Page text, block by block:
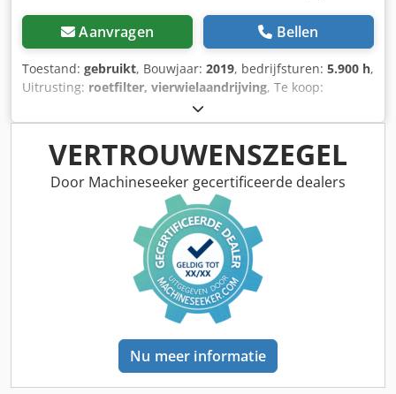
Aanvragen Bellen
Toestand: gebruikt, Bouwjaar: 2019, bedrijfsturen: 5.900 h,
Uitrusting: roetfilter, vierwielaandrijving, Te koop:
Caterpillar D6 LGP rupsdozer met 3D GPS Ik bied hierbij
een betrouwbare en robuuste Caterpillar D6 LGP te koop
aan. De machine verkeert in zeer goede technische en
optische staat en is direct inzetbaar. Technische gegevens:
* Model: Caterpillar D6 LGP * Bedrijfsuren: ca. 5900 *
Onderstel: goed onderhouden, inzetklaar * Vermogen:
krachtig en efficiënt * Gewicht: ca. 20 ton (afhankelijk van
uitrusting) Codpfxozr Tq Do Aaierf Uitrusting: * Brede LGP-
onderstellen voor lage bodemdruk * Comfortabele cabine
met verwarming en airconditioning * Joystickbesturing
voor nauwkeurig werken * Hydraulisch systeem volledig
functioneel * Regelmatig onderhouden Staat: De machine
werkt perfect en is altijd zorgvuldig behandeld. Geen
bekende technische gebreken. Ideaal geschikt voor
grondwerk, dijkbouw, terreinprofilering en diverse andere
toepassingen. Bezichtiging & Transport: * Locatie:
VERTROUWENSZEGEL
Door Machineseeker gecertificeerde dealers
Nu meer informatie